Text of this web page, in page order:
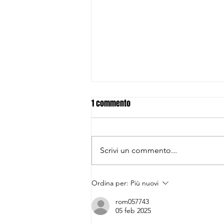
Gara 1: PTP la porta a casa in
extremis
1 commento
Scrivi un commento...
Ordina per: Più nuovi
rom057743
05 feb 2025